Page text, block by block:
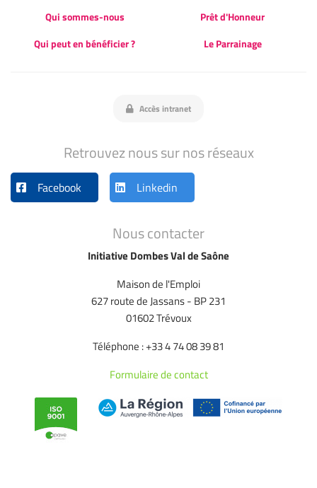
Nous contacter
Initiative Dombes Val de Saône
Maison de l'Emploi
627 route de Jassans - BP 231
01602 Trévoux
Téléphone : +33 4 74 08 39 81
Formulaire de contact
Qui sommes-nous
Prêt d'Honneur
Qui peut en bénéficier ?
Le Parrainage
Accès intranet
Retrouvez nous sur nos réseaux
Facebook Linkedin